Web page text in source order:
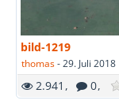
bild-1219
thomas-29. Juli 2018
2.941 0